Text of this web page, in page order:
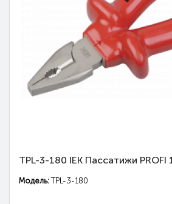
TPL-3-180 IEK Пассатижи
Модель:TPL-3-180